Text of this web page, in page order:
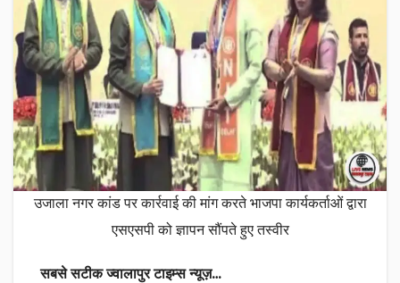
उजाला नगर कांड पर कार्रवाई की मांग करते भाजपा कार्यकर्ताओं द्वारा
एसएसपी को ज्ञापन सौंपते हुए तस्वीर
सबसे सटीक ज्वालापुर टाइम्स न्यूज़…